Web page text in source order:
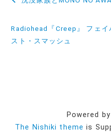
ナ
ョ
Radiohead『Creep』 フェ
スト・スマッシュ
Powered
The Nishiki theme is